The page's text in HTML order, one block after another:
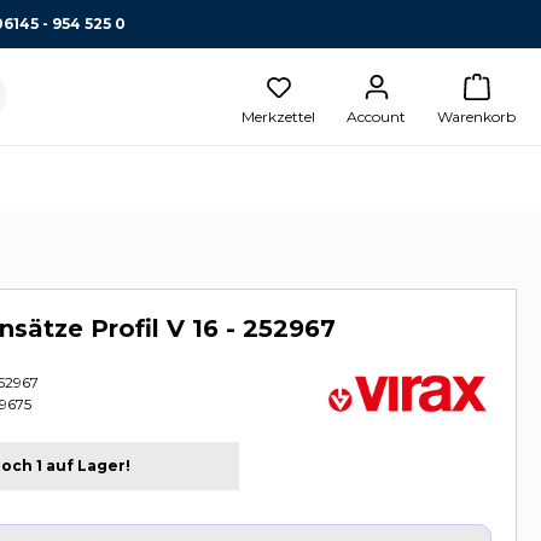
- 954 525 0
Merkzettel Account Warenkorb
Profil V 16 - 252967
1 auf Lager!